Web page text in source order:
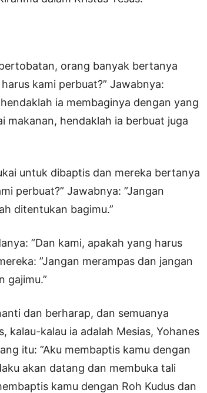
orang banyak bertanya
kami perbuat?” Jawabnya:
ia membaginya dengan yang
makanan, hendaklah ia berbuat juga
untuk dibaptis dan mereka bertanya
perbuat?” Jawabnya: ”Jangan
ditentukan bagimu.”
”Dan kami, apakah yang harus
”Jangan merampas dan jangan
gajimu.”
dan berharap, dan semuanya
kalau ia adalah Mesias, Yohanes
itu: ”Aku membaptis kamu dengan
akan datang dan membuka tali
kamu dengan Roh Kudus dan